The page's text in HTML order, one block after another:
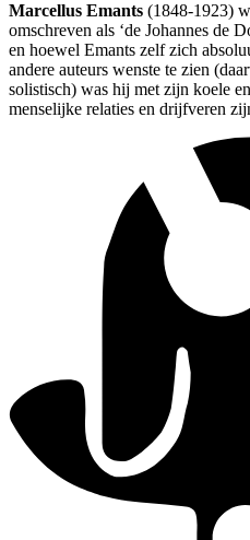
Marcellus Emants (1848-1923)
omschreven als ‘de Johannes de
en hoewel Emants zelf zich
andere auteurs wenste te zien
solistisch) was hij met zijn koele
menselijke relaties en drijfveren